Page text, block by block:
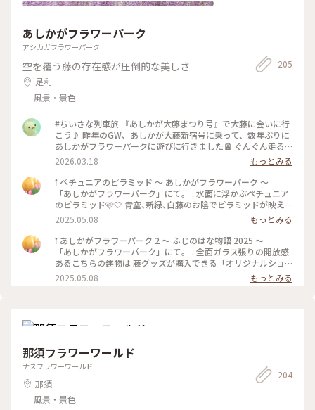
あしかがフラワーパーク
アシカガフラワーパーク
空を覆う藤の存在感が圧倒的な美しさ
足利
風景・景色
205
#ちいさな列車旅 『あしかが大藤まつり号』で大藤に会いに行
こう♪ 昨年のGW、あしかが大藤新宿号に乗って、数年ぶりに
あしかがフラワーパークに遊びに行きました🚈 ぐんぐん走る
特急は渡良瀬川を越え、列車の窓一面に田園風景や新緑の美し
い景色を楽しめます。 最寄り駅はあしかがフラワーパーク駅。
サラサラと風に揺れる紫の大藤、大量の花吹雪を舞わせる薄紅
の藤棚は圧巻でした。 レストランは並びましたが、下野牛や
日光のマスなどのご当地グルメを園内の藤を眺めつつ楽しめま
した。屋外テイクアウトでも藤ソフトなど充実しています。 お
土産は藤のお花見をしている猫ちゃんを連れて帰りました🐈️ハ
ンカチです(^-^) 首都圏から足利直行のJRの春の特別特急は今
年も運行するようです。しかも増便です！ 車窓の旅に出掛けて
みてはいかがでしょうか🌸 #あしかがフラワーパーク #栃木県
#あしかが大藤まつり号
2026.03.18
もっとみる
𖡡 ペチュニアのピラミッド 〜 あしかがフラワーパーク 〜
「あしかがフラワーパーク」にて。 . 水面に浮かぶペチュニア
のピラミッド🩷🤍 青空､新緑､白藤のお陰でピラミッドが映え
ました🌈✨ 初めて成功したリフレクション( ˶ ᷇ 𖥦 ᷆ ˵ ) . アートな
景色を楽しめました🖼️𓈒𓏸 . . 3~5枚目は花売場付近にあった素敵
な花手水💐 優しい色合いのお花がたくさん浮かんでました♪ .
花で賑わう今の時期が1番いいですね🥰🌸 . 初めて来ましたが､
とても素敵な所だったので また来年も行きたいです💜🤍🩷 .
長々とお付き合い頂き､ありがとうございました。 . . 写真は
2025.05.01に撮りました📷ˊ˗ #あしかがフラワーパー
2025.05.08
もっとみる
𖡡 あしかがフラワーパーク 2 〜 ふじのはな物語 2025 〜
「あしかがフラワーパーク」にて。 . 全面ガラス張りの開放感
あるこちらの建物は 藤グッズが購入できる「オリジナルショ
ップ」です。 . 藤色の傘やハンカチ､ハンドクリーム 素敵な花
器など様々なグッズがあり 多くの女性客で賑わっていました
2025.05.08 もっとみる
那須フラワーワールド
ナスフラワーワールド
那須
風景・景色
204